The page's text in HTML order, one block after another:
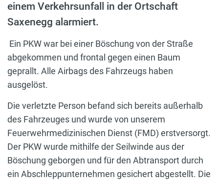
einem Verkehrsunfall in der Ortschaft
Saxenegg alarmiert.
Ein PKW war bei einer Böschung von der Straße
abgekommen und frontal gegen einen Baum
geprallt. Alle Airbags des Fahrzeugs haben
ausgelöst.
Die verletzte Person befand sich bereits außerhalb
des Fahrzeuges und wurde von unserem
Feuerwehrmedizinischen Dienst (FMD) erstversorgt.
Der PKW wurde mithilfe der Seilwinde aus der
Böschung geborgen und für den Abtransport durch
ein Abschleppunternehmen gesichert abgestellt. Die